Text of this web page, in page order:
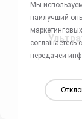
Мы
наилучший
соглашаетесь
передачей